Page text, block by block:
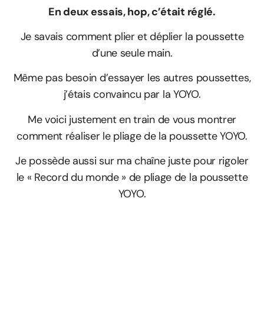
En deux essais, hop, c’était réglé.
Je savais comment plier et déplier la poussette
d’une seule main.
Même pas besoin d’essayer les autres poussettes,
j’étais convaincu par la YOYO.
Me voici justement en train de vous montrer
comment réaliser le pliage de la poussette YOYO.
Je possède aussi sur ma chaîne juste pour rigoler
le « Record du monde » de pliage de la poussette
YOYO.